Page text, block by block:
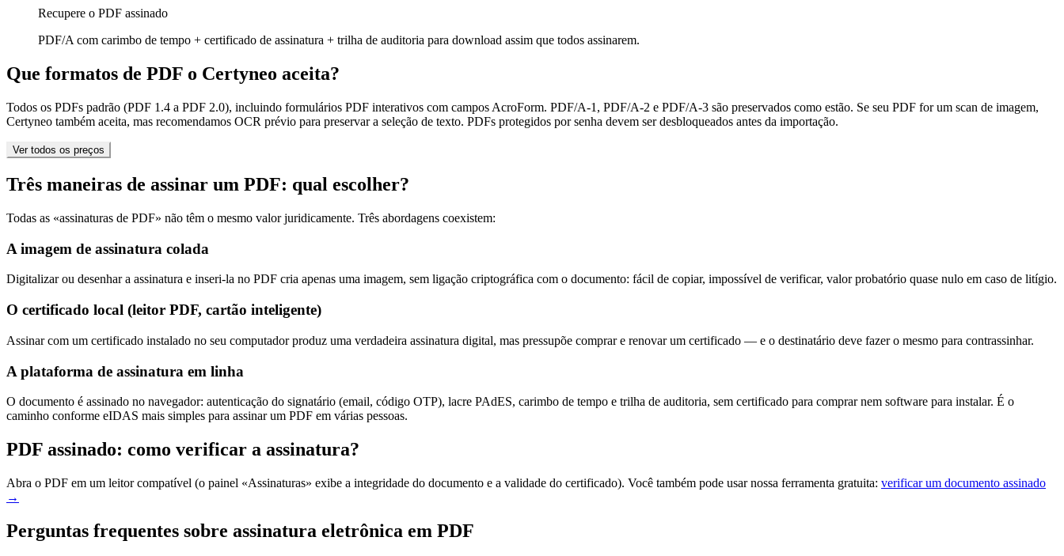
Recupere o PDF assinado
PDF/A com carimbo de tempo + certificado de assinatura + trilha de auditoria para download assim que todos assinarem.
Que formatos de PDF o Certyneo aceita?
Todos os PDFs padrão (PDF 1.4 a PDF 2.0), incluindo formulários PDF interativos com campos AcroForm. PDF/A-1, PDF/A-2 e PDF/A-3 são preservados como estão. Se seu PDF for um scan de imagem,
Certyneo também aceita, mas recomendamos OCR prévio para preservar a seleção de texto. PDFs protegidos por senha devem ser desbloqueados antes da importação.
Ver todos os preços
Três maneiras de assinar um PDF: qual escolher?
Todas as «assinaturas de PDF» não têm o mesmo valor juridicamente. Três abordagens coexistem:
A imagem de assinatura colada
Digitalizar ou desenhar a assinatura e inseri-la no PDF cria apenas uma imagem, sem ligação criptográfica com o documento: fácil de copiar, impossível de verificar, valor probatório quase nulo em caso de litígio.
O certificado local (leitor PDF, cartão inteligente)
Assinar com um certificado instalado no seu computador produz uma verdadeira assinatura digital, mas pressupõe comprar e renovar um certificado — e o destinatário deve fazer o mesmo para contrassinhar.
A plataforma de assinatura em linha
O documento é assinado no navegador: autenticação do signatário (email, código OTP), lacre PAdES, carimbo de tempo e trilha de auditoria, sem certificado para comprar nem software para instalar. É o
caminho conforme eIDAS mais simples para assinar um PDF em várias pessoas.
PDF assinado: como verificar a assinatura?
Abra o PDF em um leitor compatível (o painel «Assinaturas» exibe a integridade do documento e a validade do certificado). Você também pode usar nossa ferramenta gratuita: verificar um documento assinado
→
Perguntas frequentes sobre assinatura eletrônica em PDF